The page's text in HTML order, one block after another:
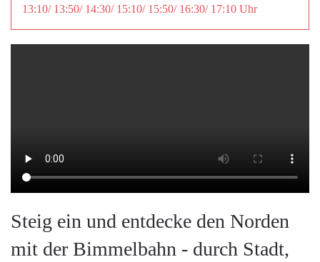
13:10/ 13:50/ 14:30/ 15:10/ 15:50/ 16:30/ 17:10 Uhr
Steig ein und entdecke den Norden
mit der Bimmelbahn - durch Stadt,